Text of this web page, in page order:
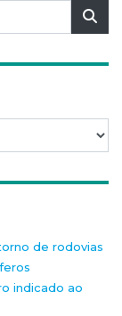
de rodovias
indicado ao